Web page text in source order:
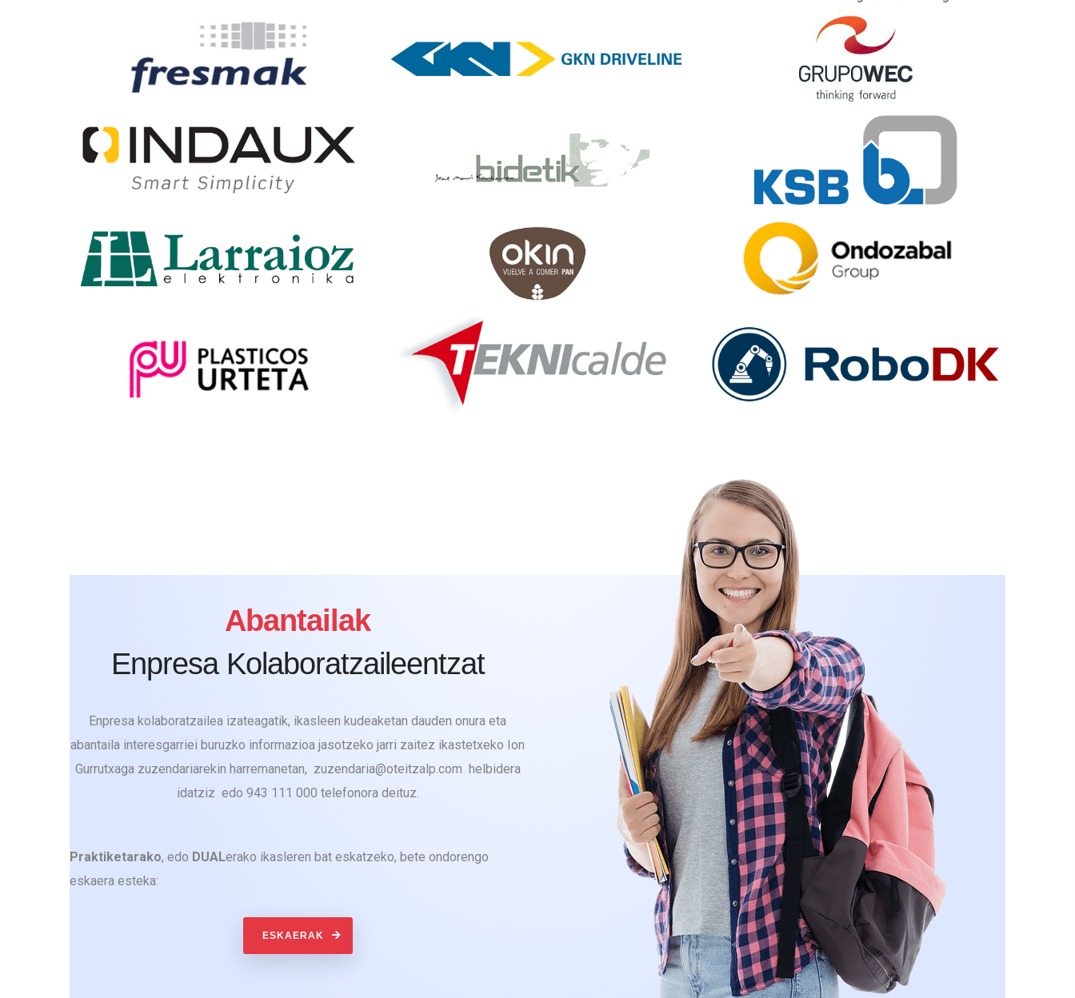
Abantailak
Enpresa Kolaboratzaileentzat
Enpresa kolaboratzailea izateagatik, ikasleen kudeaketan dauden onura eta
abantaila interesgarriei buruzko informazioa jasotzeko jarri zaitez ikastetxeko Ion
Gurrutxaga zuzendariarekin harremanetan, zuzendaria@oteitzalp.com helbidera
idatziz edo 943 111 000 telefonora deituz.
Praktiketarako, edo DUALerako ikasleren bat eskatzeko, bete ondorengo
eskaera esteka:
ESKAERAK